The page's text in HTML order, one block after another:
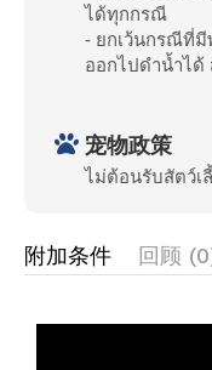
ได้ทุกกรณี
- ยกเว้นกรณีที่มี
ออกไปดำน้ำได้
宠物政策
ไม่ต้อนรับสัตว์เ
附加条件 回顾